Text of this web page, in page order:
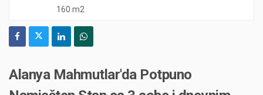
160 m2
Alanya Mahmutlar'da Potpuno